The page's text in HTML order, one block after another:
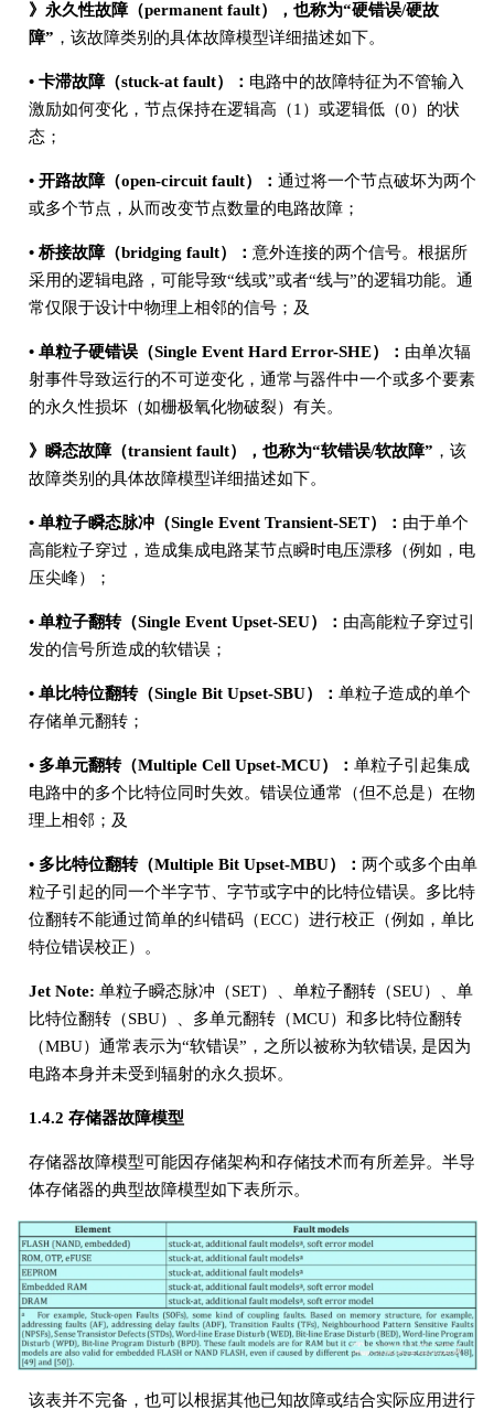
》永久性故障（permanent fault），也称为“硬错误/硬故
障” ，该故障类别的具体故障模型详细描述如下。
• 卡滞故障（stuck-at fault）： 电路中的故障特征为不管输入
激励如何变化，节点保持在逻辑高（1）或逻辑低（0）的状
态；
• 开路故障（open-circuit fault）： 通过将一个节点破坏为两个
或多个节点，从而改变节点数量的电路故障；
• 桥接故障（bridging fault）： 意外连接的两个信号。根据所
采用的逻辑电路，可能导致“线或”或者“线与”的逻辑功能。通
常仅限于设计中物理上相邻的信号；及
• 单粒子硬错误（Single Event Hard Error-SHE）： 由单次辐
射事件导致运行的不可逆变化，通常与器件中一个或多个要素
的永久性损坏（如栅极氧化物破裂）有关。
》瞬态故障（transient fault），也称为“软错误/软故障” ，该
故障类别的具体故障模型详细描述如下。
• 单粒子瞬态脉冲（Single Event Transient-SET）： 由于单个
高能粒子穿过，造成集成电路某节点瞬时电压漂移（例如，电
压尖峰）；
• 单粒子翻转（Single Event Upset-SEU）： 由高能粒子穿过引
发的信号所造成的软错误；
• 单比特位翻转（Single Bit Upset-SBU）： 单粒子造成的单个
存储单元翻转；
• 多单元翻转（Multiple Cell Upset-MCU）： 单粒子引起集成
电路中的多个比特位同时失效。错误位通常（但不总是）在物
理上相邻；及
• 多比特位翻转（Multiple Bit Upset-MBU）： 两个或多个由单
粒子引起的同一个半字节、字节或字中的比特位错误。多比特
位翻转不能通过简单的纠错码（ECC）进行校正（例如，单比
特位错误校正）。
Jet Note: 单粒子瞬态脉冲（SET）、单粒子翻转（SEU）、单
比特位翻转（SBU）、多单元翻转（MCU）和多比特位翻转
（MBU）通常表示为“软错误”，之所以被称为软错误, 是因为
电路本身并未受到辐射的永久损坏。
1.4.2 存储器故障模型
存储器故障模型可能因存储架构和存储技术而有所差异。半导
体存储器的典型故障模型如下表所示。
该表并不完备，也可以根据其他已知故障或结合实际应用进行